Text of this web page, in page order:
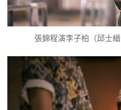
張錦程演李子柏（邱士